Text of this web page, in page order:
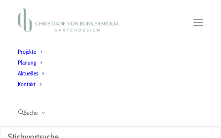
Projekte
Planung
Aktuelles
Kontakt
Suche
Winteraspekte im Garten
„Ganzjährig interessant“ ist neben „pflegeleicht“ eine